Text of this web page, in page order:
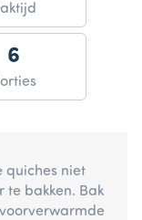
6
quiches niet
te bakken. Bak